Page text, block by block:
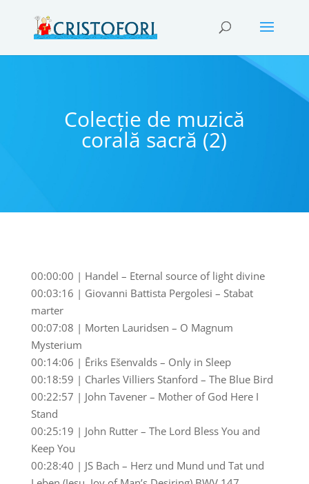
Colecție de muzică
corală sacră (2)
00:00:00 | Handel – Eternal source of light divine
00:03:16 | Giovanni Battista Pergolesi – Stabat
marter
00:07:08 | Morten Lauridsen – O Magnum
Mysterium
00:14:06 | Ēriks Ešenvalds – Only in Sleep
00:18:59 | Charles Villiers Stanford – The Blue Bird
00:22:57 | John Tavener – Mother of God Here I
Stand
00:25:19 | John Rutter – The Lord Bless You and
Keep You
00:28:40 | JS Bach – Herz und Mund und Tat und